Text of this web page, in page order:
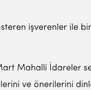
işverenler ile
Mart Mahalli
ve önerilerini